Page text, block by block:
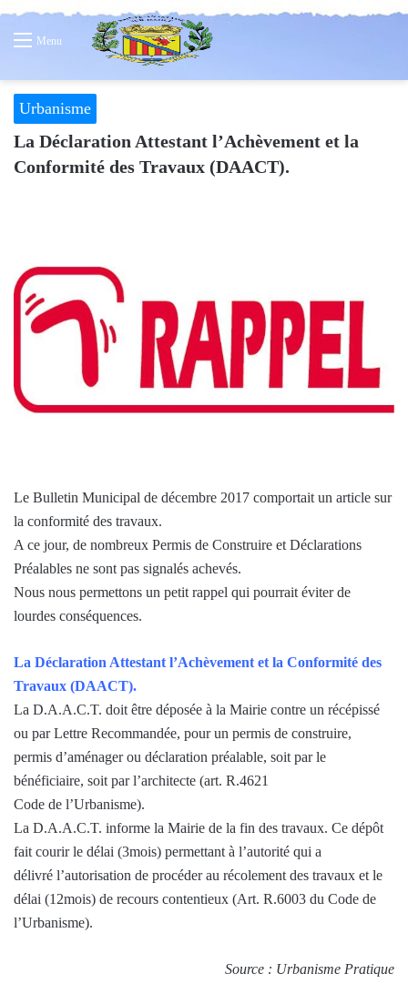
Menu
Urbanisme
La Déclaration Attestant l’Achèvement et la
Conformité des Travaux (DAACT).
Le Bulletin Municipal de décembre 2017 comportait un article sur
la conformité des travaux.
A ce jour, de nombreux Permis de Construire et Déclarations
Préalables ne sont pas signalés achevés.
Nous nous permettons un petit rappel qui pourrait éviter de
lourdes conséquences.
La Déclaration Attestant l’Achèvement et la Conformité des
Travaux (DAACT).
La D.A.A.C.T. doit être déposée à la Mairie contre un récépissé
ou par Lettre Recommandée, pour un permis de construire,
permis d’aménager ou déclaration préalable, soit par le
bénéficiaire, soit par l’architecte (art. R.4621
Code de l’Urbanisme).
La D.A.A.C.T. informe la Mairie de la fin des travaux. Ce dépôt
fait courir le délai (3mois) permettant à l’autorité qui a
délivré l’autorisation de procéder au récolement des travaux et le
délai (12mois) de recours contentieux (Art. R.6003 du Code de
l’Urbanisme).
Source : Urbanisme Pratique